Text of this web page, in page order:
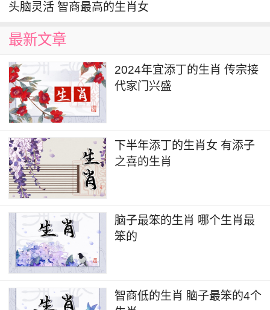
头脑灵活 智商最高的生肖女
最新文章
2024年宜添丁的生肖 传宗接
代家门兴盛
下半年添丁的生肖女 有添子
之喜的生肖
脑子最笨的生肖 哪个生肖最
笨的
智商低的生肖 脑子最笨的4个